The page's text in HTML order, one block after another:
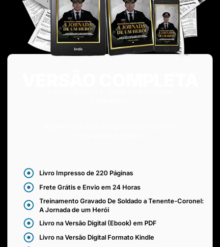
Livro Impresso de 220 Páginas
Frete Grátis e Envio em 24 Horas
Treinamento Gravado De Soldado a Tenente-Coronel:
A Jornada de um Herói
Livro na Versão Digital (Ebook) em PDF
Livro na Versão Digital Formato Kindle